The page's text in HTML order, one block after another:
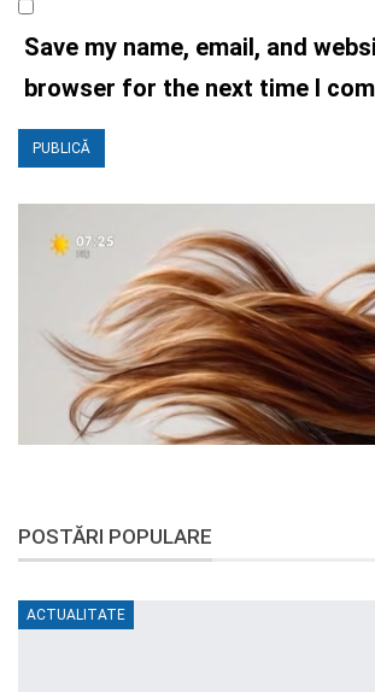
Save my name, email, and
browser for the next time I
POSTĂRI POPULARE
ACTUALITATE